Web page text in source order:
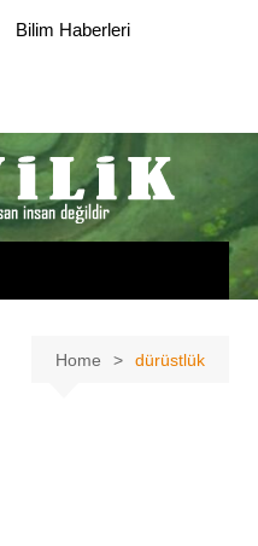
Bilim Haberleri
Home dürüstlük